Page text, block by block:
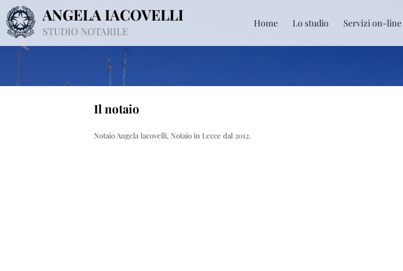
ANGELA IACOVELLI
STUDIO NOTARILE
Home Lo studio Servizi on-line
Il notaio
Notaio Angela Iacovelli, Notaio in Lecce dal 2012.